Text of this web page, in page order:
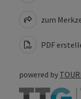
zum
PDF
powered by